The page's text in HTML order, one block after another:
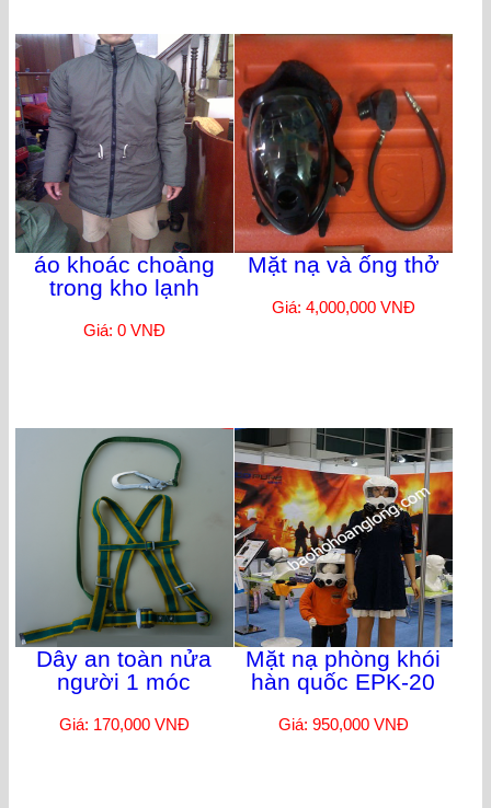
áo khoác choàng
trong kho lạnh
Giá: 0 VNĐ
Mặt nạ và ống thở
Giá: 4,000,000 VNĐ
Dây an toàn nửa
người 1 móc
Giá: 170,000 VNĐ
Mặt nạ phòng khói
hàn quốc EPK-20
Giá: 950,000 VNĐ